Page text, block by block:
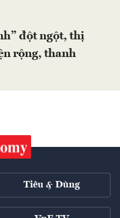
đột ngột, thị
rộng, thanh
Tiêu & Dùng